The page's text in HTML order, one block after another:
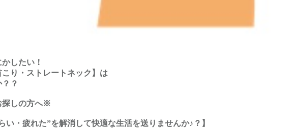
したい！
こり・ストレートネック】は
？
しの方へ※
い・疲れた”を解消して快適な生活を送りませんか♪？】